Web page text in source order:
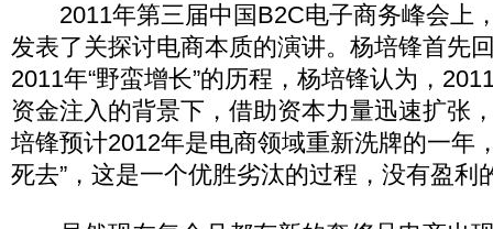
2011年第三届中国B2C电子商务峰会上
发表了关探讨电商本质的演讲。杨培锋首先
2011年“野蛮增长”的历程，杨培锋认为，
资金注入的背景下，借助资本力量迅速扩张
培锋预计2012年是电商领域重新洗牌的一年
死去”，这是一个优胜劣汰的过程，没有盈利